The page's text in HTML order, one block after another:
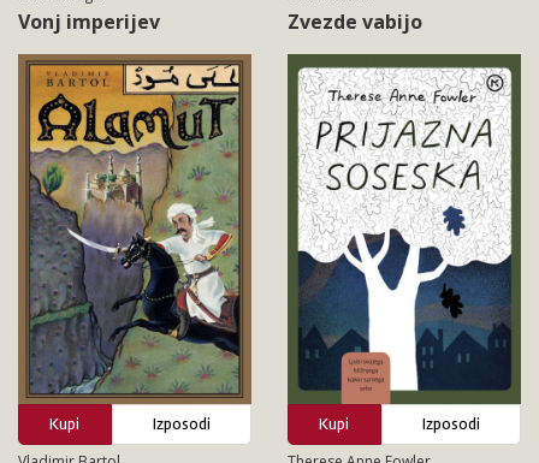
Vonj imperijev Zvezde vabijo
Kupi
Izposodi
Kupi
Izposodi